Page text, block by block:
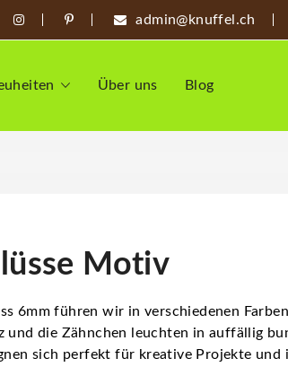
admin@knuffel.ch
Über uns Blog
Motiv
6mm führen wir in verschiedenen
und die Zähnchen leuchten in auffällig
sich perfekt für kreative Projekte und